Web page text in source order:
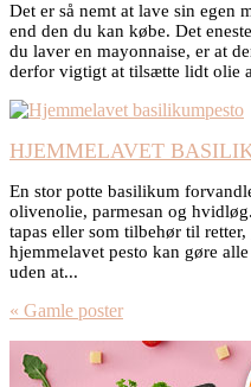
Det er så nemt at lave sin egen
end den du kan købe. Det
du laver en mayonnaise, er at
derfor vigtigt at tilsætte lidt olie
HJEMMELAVET
En stor potte basilikum
olivenolie, parmesan og
tapas eller som tilbehør til
hjemmelavet pesto kan gøre
uden at...
« Gamle poster